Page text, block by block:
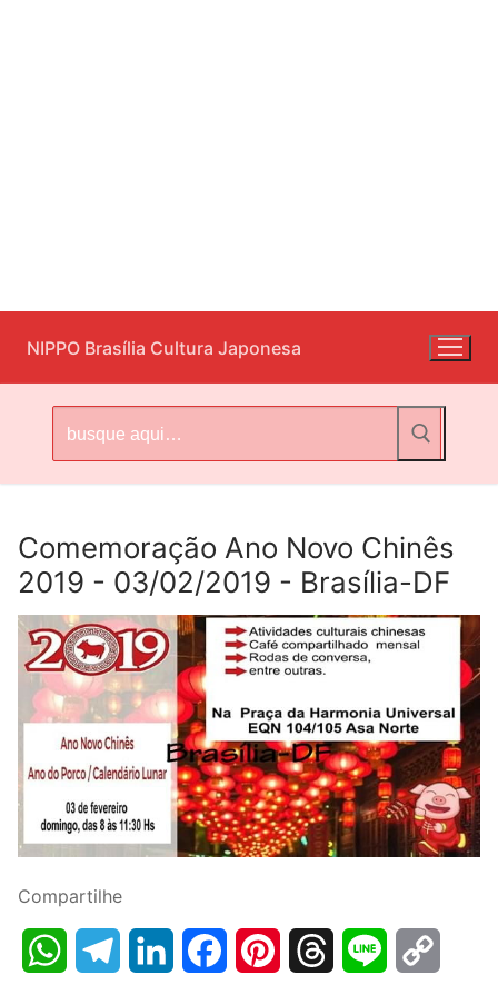
para
o
conteúdo
NIPPO Brasília Cultura Japonesa
por:
Comemoração Ano Novo Chinês
2019 - 03/02/2019 - Brasília-DF
Compartilhe
WhatsAppTelegramLinkedInFacebookPinterestThreads Line